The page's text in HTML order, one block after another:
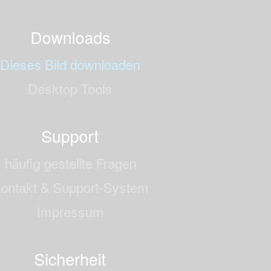
Downloads
Dieses Bild downloaden
Support
Sicherheit